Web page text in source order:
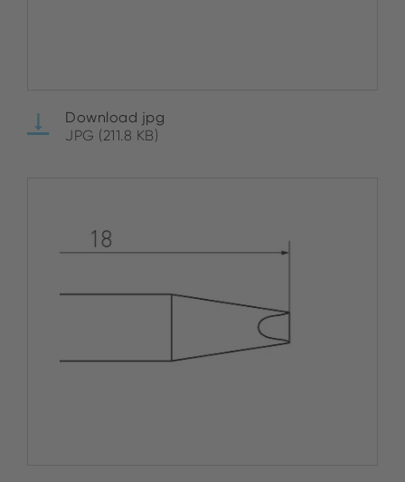
Download jpg
JPG (211.8 KB)